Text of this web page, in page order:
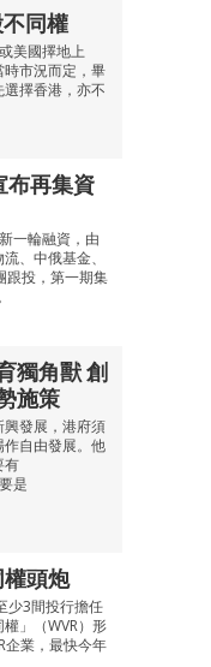
不同權
美國擇地上
市況而定，畢
擇香港，亦不
布再集資
一輪融資，由
、中俄基金、
跟投，第一期集
獨角獸 創
施策
發展，港府須
自由發展。他
有
是
權頭炮
少3間投行擔任
」（WVR）形
企業，最快今年
成為 EJ Tech 會員